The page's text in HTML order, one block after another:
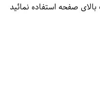
صفحه استفاده نمائید